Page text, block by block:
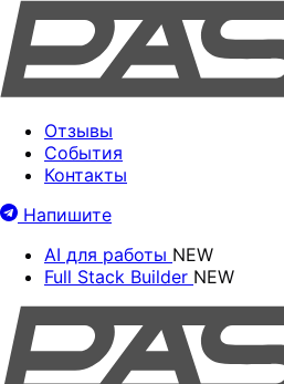
Отзывы
События
Контакты
Напишите
AI для работы NEW
Full Stack Builder NEW